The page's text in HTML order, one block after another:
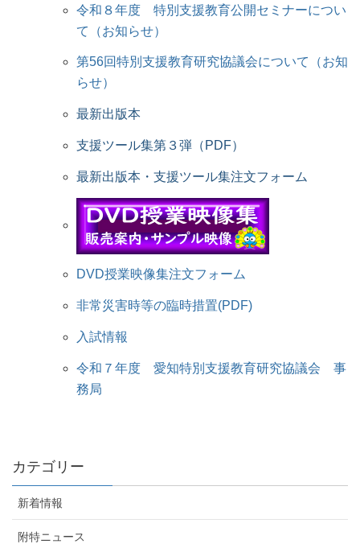
令和８年度 特別支援教育公開セミナーについ
て（お知らせ）
第56回特別支援教育研究協議会について（お知
らせ）
最新出版本
支援ツール集第３弾（PDF）
最新出版本・支援ツール集注文フォーム
DVD授業映像集注文フォーム
非常災害時等の臨時措置(PDF)
入試情報
令和７年度 愛知特別支援教育研究協議会 事
務局
カテゴリー
新着情報
附特ニュース